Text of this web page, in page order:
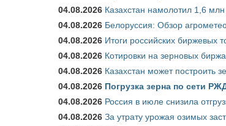
04.08.2026 Казахстан намолотил 1,6
04.08.2026 Белоруссия: Обзор
04.08.2026 Итоги российских биржевых
04.08.2026 Котировки на зерновых
04.08.2026 Казахстан может построить
04.08.2026 Погрузка зерна по сети
04.08.2026 Россия в июле снизила
04.08.2026 За утрату урожая озимых